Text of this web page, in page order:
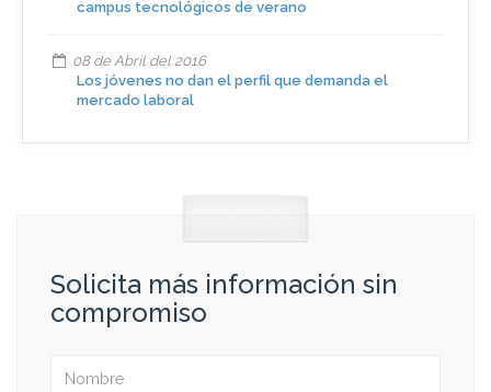
campus tecnológicos de verano
08 de Abril del 2016
Los jóvenes no dan el perfil que demanda el
mercado laboral
Solicita más información sin
compromiso